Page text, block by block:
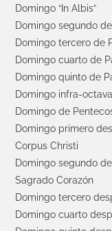
Domingo “In Albis”
Domingo segundo
Domingo tercero de
Domingo cuarto de
Domingo quinto de
Domingo infra-
Domingo de
Domingo primero
Corpus Christi
Domingo segundo
Sagrado Corazón
Domingo tercero
Domingo cuarto